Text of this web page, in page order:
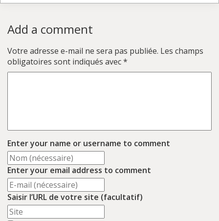
Add a comment
Votre adresse e-mail ne sera pas publiée. Les champs
obligatoires sont indiqués avec*
Enter your name or username to comment
Enter your email address to comment
Saisir l’URL de votre site (facultatif)